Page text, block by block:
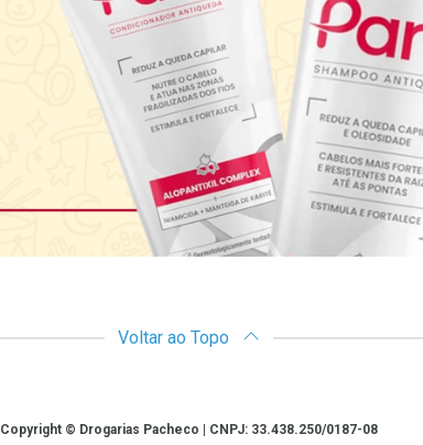
Voltar ao Topo
Copyright © Drogarias Pacheco | CNPJ: 33.438.250/0187-08